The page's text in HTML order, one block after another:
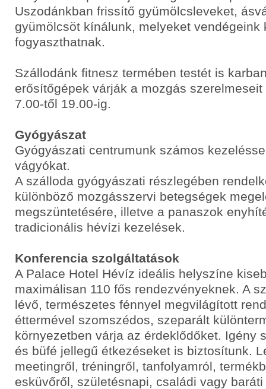
Uszodánkban frissítő gyümölcsleveket,
gyümölcsöt kínálunk, melyeket vendégeink
fogyaszthatnak.
Szállodánk fitnesz termében testét is
erősítőgépek várják a mozgás
7.00-től 19.00-ig.
Gyógyászat
Gyógyászati centrumunk számos
vágyókat.
A szálloda gyógyászati részlegében
különböző mozgásszervi betegségek
megszüntetésére, illetve a panaszok
tradicionális hévízi kezelések.
Konferencia szolgáltatások
A Palace Hotel Hévíz ideális helyszíne
maximálisan 110 fős rendezvényeknek. A
lévő, természetes fénnyel megvilágított
éttermével szomszédos, szeparált
környezetben várja az érdeklődőket. Igény
és büfé jellegű étkezéseket is biztosítunk.
meetingről, tréningről, tanfolyamról,
esküvőről, születésnapi, családi vagy